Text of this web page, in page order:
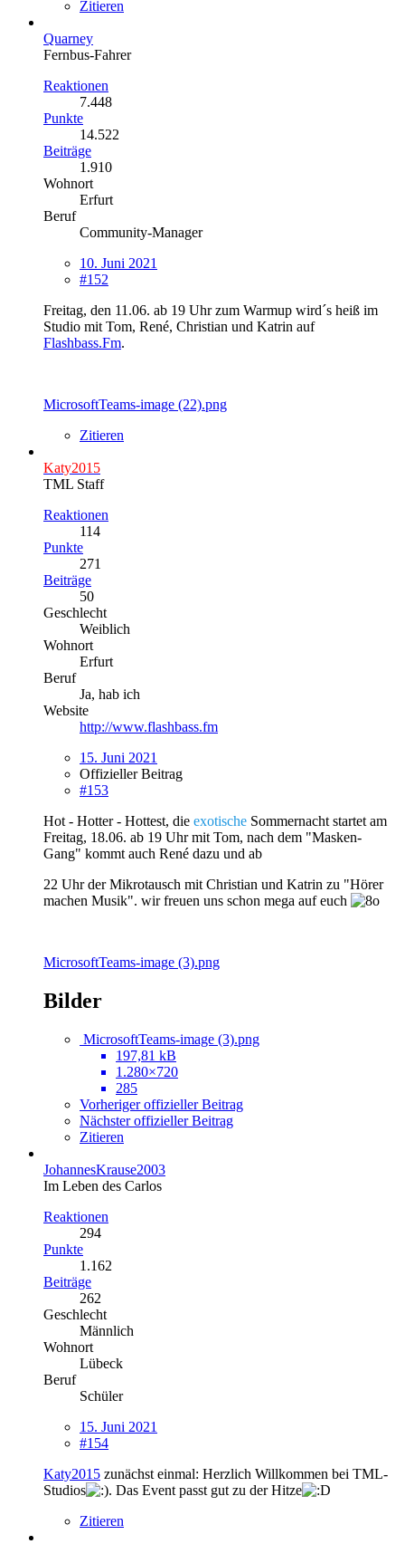
Zitieren
Quarney
Fernbus-Fahrer
Reaktionen
7.448
Punkte
14.522
Beiträge
1.910
Wohnort
Erfurt
Beruf
Community-Manager
10. Juni 2021
#152
Freitag, den 11.06. ab 19 Uhr zum Warmup wird´s heiß im
Studio mit Tom, René, Christian und Katrin auf
Flashbass.Fm.
MicrosoftTeams-image (22).png
Zitieren
Katy2015
TML Staff
Reaktionen
114
Punkte
271
Beiträge
50
Geschlecht
Weiblich
Wohnort
Erfurt
Beruf
Ja, hab ich
Website
http://www.flashbass.fm
15. Juni 2021
Offizieller Beitrag
#153
Hot - Hotter - Hottest, die exotische Sommernacht startet am
Freitag, 18.06. ab 19 Uhr mit Tom, nach dem "Masken-
Gang" kommt auch René dazu und ab
22 Uhr der Mikrotausch mit Christian und Katrin zu "Hörer
machen Musik". wir freuen uns schon mega auf euch
MicrosoftTeams-image (3).png
Bilder
MicrosoftTeams-image (3).png
197,81 kB
1.280×720
285
Vorheriger offizieller Beitrag
Nächster offizieller Beitrag
Zitieren
JohannesKrause2003
Im Leben des Carlos
Reaktionen
294
Punkte
1.162
Beiträge
262
Geschlecht
Männlich
Wohnort
Lübeck
Beruf
Schüler
15. Juni 2021
#154
Katy2015 zunächst einmal: Herzlich Willkommen bei TML-
Studios
. Das Event passt gut zu der Hitze
Zitieren